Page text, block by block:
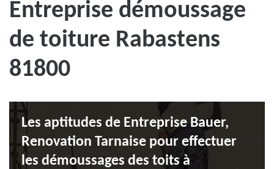
Entreprise démoussage
de toiture Rabastens
81800
Les aptitudes de Entreprise Bauer,
Renovation Tarnaise pour effectuer
les démoussages des toits à